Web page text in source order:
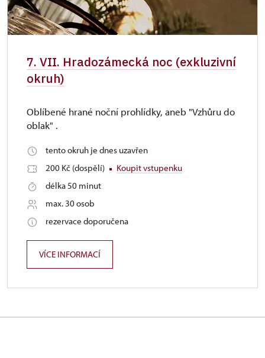
7. VII. Hradozámecká noc (exkluzivní
okruh)
Oblíbené hrané noční prohlídky, aneb "Vzhůru do
oblak" .
tento okruh je dnes uzavřen
200 Kč (dospělí)
Koupit vstupenku
délka 50 minut
max. 30 osob
rezervace doporučena
VÍCE INFORMACÍ